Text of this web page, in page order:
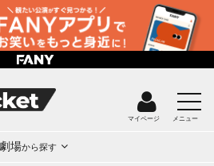
マイページ メニュー
劇場から探す